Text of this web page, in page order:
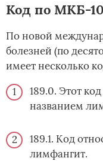
Код по МКБ-10
По новой
болезней (по
имеет несколько
189.0. Этот
названием
189.1. Код
лимфангит.